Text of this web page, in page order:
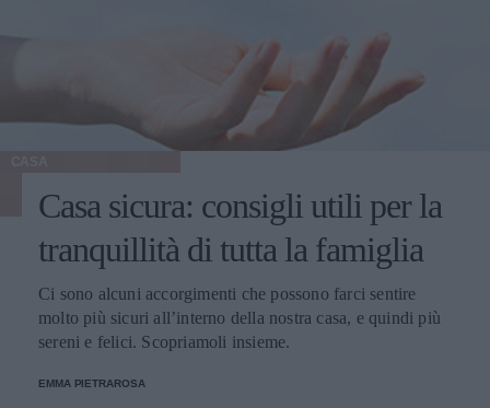
Casa sicura: consigli utili per la
tranquillità di tutta la famiglia
Ci sono alcuni accorgimenti che possono farci sentire
molto più sicuri all’interno della nostra casa, e quindi più
sereni e felici. Scopriamoli insieme.
EMMA PIETRAROSA